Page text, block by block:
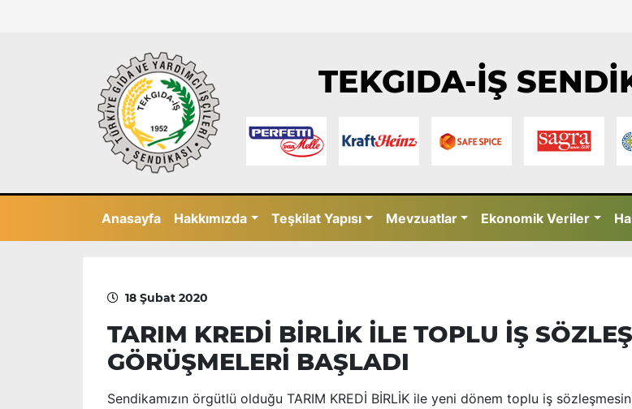
TEKGIDA-İŞ
Anasayfa Hakkımızda Teşkilat Yapısı Mevzuatlar Ekonomik Veriler
18 Şubat 2020
TARIM KREDİ BİRLİK İLE TOPLU İŞ
GÖRÜŞMELERİ BAŞLADI
Sendikamızın örgütlü olduğu TARIM KREDİ BİRLİK ile yeni dönem toplu iş